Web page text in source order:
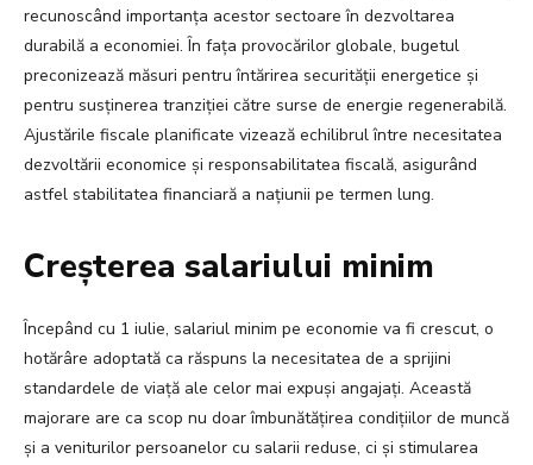
recunoscând importanța acestor sectoare în dezvoltarea
durabilă a economiei. În fața provocărilor globale, bugetul
preconizează măsuri pentru întărirea securității energetice și
pentru susținerea tranziției către surse de energie regenerabilă.
Ajustările fiscale planificate vizează echilibrul între necesitatea
dezvoltării economice și responsabilitatea fiscală, asigurând
astfel stabilitatea financiară a națiunii pe termen lung.
Creșterea salariului minim
Începând cu 1 iulie, salariul minim pe economie va fi crescut, o
hotărâre adoptată ca răspuns la necesitatea de a sprijini
standardele de viață ale celor mai expuși angajați. Această
majorare are ca scop nu doar îmbunătățirea condițiilor de muncă
și a veniturilor persoanelor cu salarii reduse, ci și stimularea